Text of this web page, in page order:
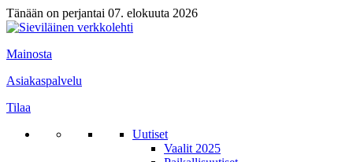
Tänään on perjantai 07. elokuuta 2026
Mainosta
Asiakaspalvelu
Tilaa
Uutiset
Vaalit 2025